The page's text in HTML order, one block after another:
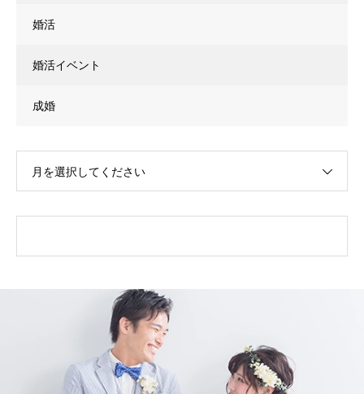
婚活
婚活イベント
成婚
月を選択してください